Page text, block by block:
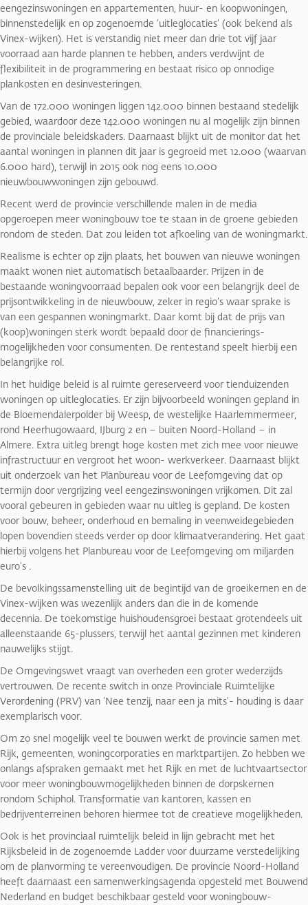
eengezinswoningen en appartementen, huur- en koopwoningen,
binnenstedelijk en op zogenoemde ‘uitleglocaties’ (ook bekend als
Vinex-wijken). Het is verstandig niet meer dan drie tot vijf jaar
voorraad aan harde plannen te hebben, anders verdwijnt de
flexibiliteit in de programmering en bestaat risico op onnodige
plankosten en desinvesteringen.
Van de 172.000 woningen liggen 142.000 binnen bestaand stedelijk
gebied, waardoor deze 142.000 woningen nu al mogelijk zijn binnen
de provinciale beleidskaders. Daarnaast blijkt uit de monitor dat het
aantal woningen in plannen dit jaar is gegroeid met 12.000 (waarvan
6.000 hard), terwijl in 2015 ook nog eens 10.000
nieuwbouwwoningen zijn gebouwd.
Recent werd de provincie verschillende malen in de media
opgeroepen meer woningbouw toe te staan in de groene gebieden
rondom de steden. Dat zou leiden tot afkoeling van de woningmarkt.
Realisme is echter op zijn plaats, het bouwen van nieuwe woningen
maakt wonen niet automatisch betaalbaarder. Prijzen in de
bestaande woningvoorraad bepalen ook voor een belangrijk deel de
prijsontwikkeling in de nieuwbouw, zeker in regio’s waar sprake is
van een gespannen woningmarkt. Daar komt bij dat de prijs van
(koop)woningen sterk wordt bepaald door de financierings-
mogelijkheden voor consumenten. De rentestand speelt hierbij een
belangrijke rol.
In het huidige beleid is al ruimte gereserveerd voor tienduizenden
woningen op uitleglocaties. Er zijn bijvoorbeeld woningen gepland in
de Bloemendalerpolder bij Weesp, de westelijke Haarlemmermeer,
rond Heerhugowaard, IJburg 2 en – buiten Noord-Holland – in
Almere. Extra uitleg brengt hoge kosten met zich mee voor nieuwe
infrastructuur en vergroot het woon- werkverkeer. Daarnaast blijkt
uit onderzoek van het Planbureau voor de Leefomgeving dat op
termijn door vergrijzing veel eengezinswoningen vrijkomen. Dit zal
vooral gebeuren in gebieden waar nu uitleg is gepland. De kosten
voor bouw, beheer, onderhoud en bemaling in veenweidegebieden
lopen bovendien steeds verder op door klimaatverandering. Het gaat
hierbij volgens het Planbureau voor de Leefomgeving om miljarden
euro’s .
De bevolkingssamenstelling uit de begintijd van de groeikernen en de
Vinex-wijken was wezenlijk anders dan die in de komende
decennia. De toekomstige huishoudensgroei bestaat grotendeels uit
alleenstaande 65-plussers, terwijl het aantal gezinnen met kinderen
nauwelijks stijgt.
De Omgevingswet vraagt van overheden een groter wederzijds
vertrouwen. De recente switch in onze Provinciale Ruimtelijke
Verordening (PRV) van ‘Nee tenzij, naar een ja mits’- houding is daar
exemplarisch voor.
Om zo snel mogelijk veel te bouwen werkt de provincie samen met
Rijk, gemeenten, woningcorporaties en marktpartijen. Zo hebben we
onlangs afspraken gemaakt met het Rijk en met de luchtvaartsector
voor meer woningbouwmogelijkheden binnen de dorpskernen
rondom Schiphol. Transformatie van kantoren, kassen en
bedrijventerreinen behoren hiermee tot de creatieve mogelijkheden.
Ook is het provinciaal ruimtelijk beleid in lijn gebracht met het
Rijksbeleid in de zogenoemde Ladder voor duurzame verstedelijking
om de planvorming te vereenvoudigen. De provincie Noord-Holland
heeft daarnaast een samenwerkingsagenda opgesteld met Bouwend
Nederland en budget beschikbaar gesteld voor woningbouw-